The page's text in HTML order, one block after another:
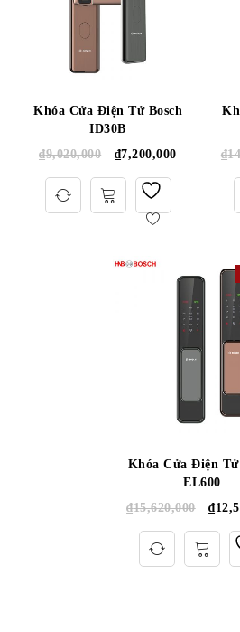
Khóa Cửa Điện Tử Bosch
ID30B
₫9,020,000 ₫7,200,000
₫
Khóa Cửa Điện Tử
EL600
₫15,620,000 ₫